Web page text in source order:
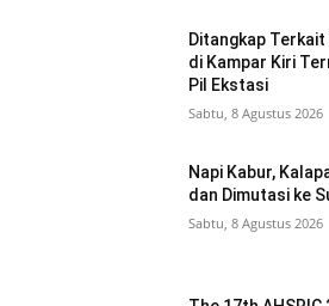
Ditangkap
di Kampar Kiri
Pil Ekstasi
Sabtu, 8 Agustus 2026
Napi Kabur,
dan Dimutasi ke
Sabtu, 8 Agustus 2026